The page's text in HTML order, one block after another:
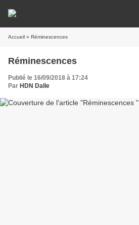
Accueil » Réminescences
Réminescences
Publié le 16/09/2018 à 17:24
Par HDN Dalle